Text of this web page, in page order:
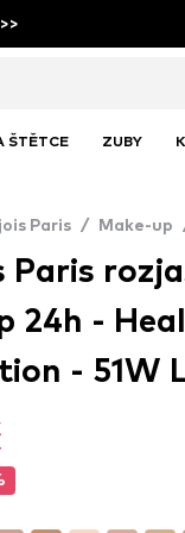
ŠTĚTCE ZUBY
Paris / Make-up
Paris
24h -
- 51W